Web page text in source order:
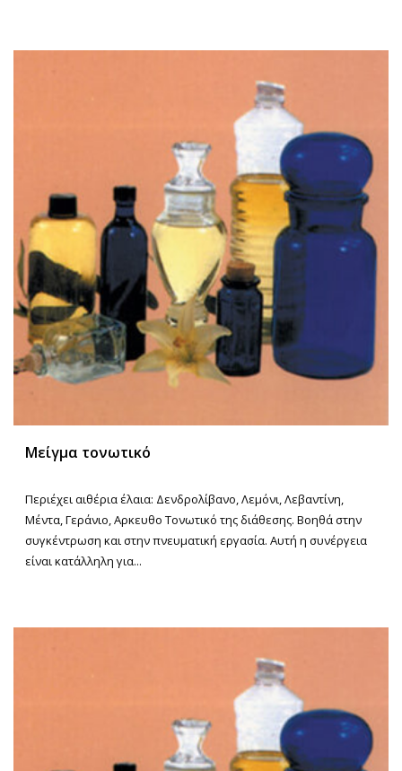
Μείγμα τονωτικό
Περιέχει αιθέρια έλαια: Δενδρολίβανο, Λεμόνι, Λεβαντίνη,
Μέντα, Γεράνιο, Αρκευθο Τονωτικό της διάθεσης. Βοηθά στην
συγκέντρωση και στην πνευματική εργασία. Αυτή η συνέργεια
είναι κατάλληλη για...